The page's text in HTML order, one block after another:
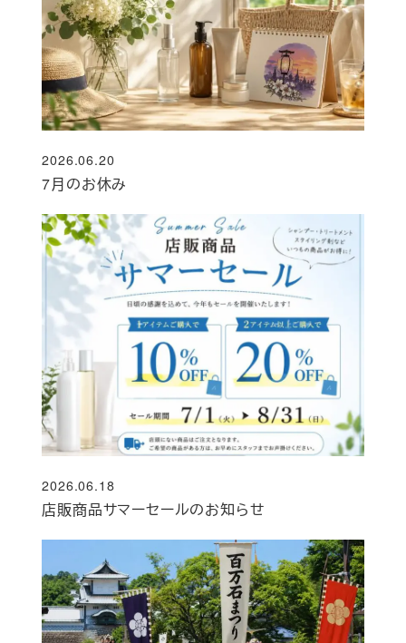
7月のお休み
投稿日
2026.06.20
店販商品サマーセールのお知らせ
投稿日
2026.06.18